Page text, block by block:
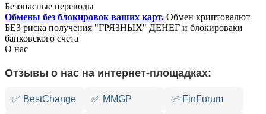
Безопасные переводы
Обмены без блокировок ваших карт. Обмен криптовалют
БЕЗ риска получения "ГРЯЗНЫХ" ДЕНЕГ и блокироваки
банковского счета
О нас
Отзывы о нас на интернет-площадках:
✅ BestChange ✅ MMGP ✅ FinForum